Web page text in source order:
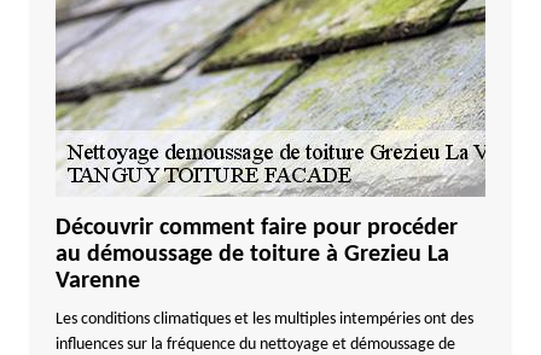
Découvrir comment faire pour procéder
au démoussage de toiture à Grezieu La
Varenne
Les conditions climatiques et les multiples intempéries ont des
influences sur la fréquence du nettoyage et démoussage de